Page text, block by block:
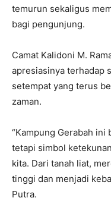
temurun sekaligus
bagi pengunjung.
Camat Kalidoni M.
apresiasinya terhadap
setempat yang terus
zaman.
“Kampung Gerabah ini
tetapi simbol
kita. Dari tanah liat,
tinggi dan menjadi
Putra.